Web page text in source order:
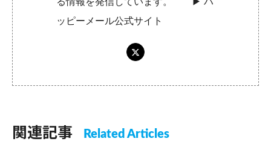
ッピーメール公式サイト
関連記事 Related Articles